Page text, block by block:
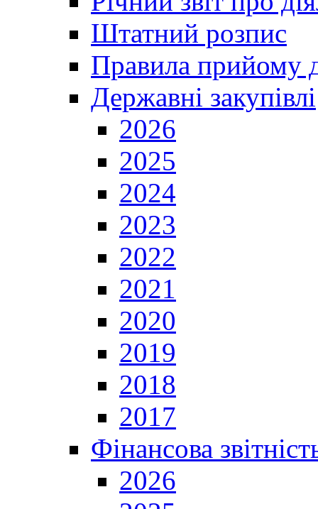
Штатний розпис
Правила прийому
Державні закупівлі
2026
2025
2024
2023
2022
2021
2020
2019
2018
2017
Фінансова
2026